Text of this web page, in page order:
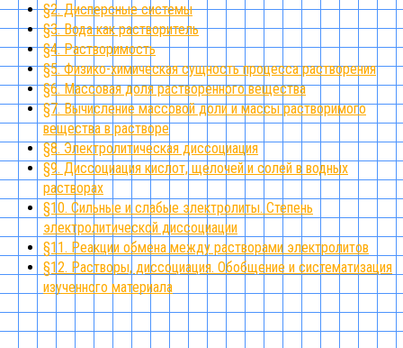
§2. Дисперсные системы
§3. Вода как растворитель
§4. Растворимость
§5. Физико-химическая сущность процесса растворения
§6. Массовая доля растворенного вещества
§7. Вычисление массовой доли и массы растворимого
вещества в растворе
§8. Электролитическая диссоциация
§9. Диссоциация кислот, щелочей и солей в водных
растворах
§10. Сильные и слабые электролиты. Степень
электролитической диссоциации
§11. Реакции обмена между растворами электролитов
§12. Растворы, диссоциация. Обобщение и систематизация
изученного материала